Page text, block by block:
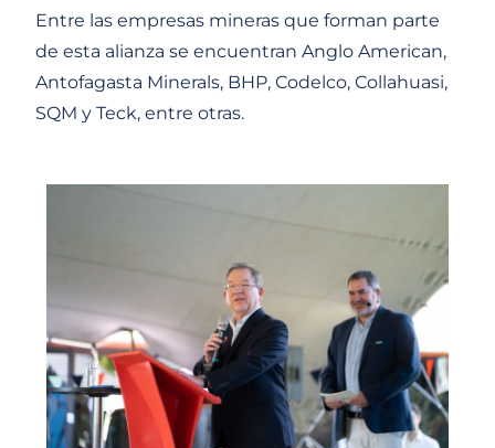
Entre las empresas mineras que forman parte
de esta alianza se encuentran Anglo American,
Antofagasta Minerals, BHP, Codelco, Collahuasi,
SQM y Teck, entre otras.